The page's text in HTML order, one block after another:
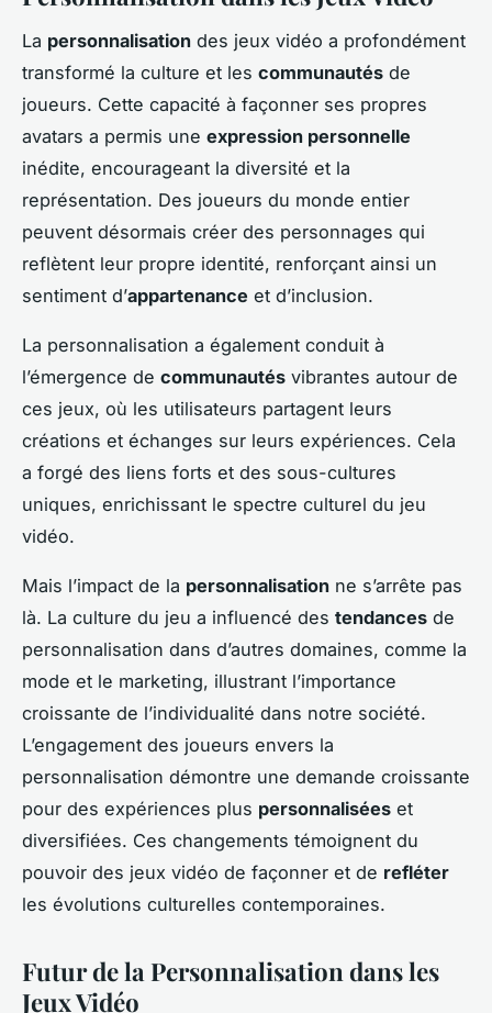
La personnalisation des jeux vidéo a profondément
transformé la culture et les communautés de
joueurs. Cette capacité à façonner ses propres
avatars a permis une expression personnelle
inédite, encourageant la diversité et la
représentation. Des joueurs du monde entier
peuvent désormais créer des personnages qui
reflètent leur propre identité, renforçant ainsi un
sentiment d’appartenance et d’inclusion.
La personnalisation a également conduit à
l’émergence de communautés vibrantes autour de
ces jeux, où les utilisateurs partagent leurs
créations et échanges sur leurs expériences. Cela
a forgé des liens forts et des sous-cultures
uniques, enrichissant le spectre culturel du jeu
vidéo.
Mais l’impact de la personnalisation ne s’arrête pas
là. La culture du jeu a influencé des tendances de
personnalisation dans d’autres domaines, comme la
mode et le marketing, illustrant l’importance
croissante de l’individualité dans notre société.
L’engagement des joueurs envers la
personnalisation démontre une demande croissante
pour des expériences plus personnalisées et
diversifiées. Ces changements témoignent du
pouvoir des jeux vidéo de façonner et de refléter
les évolutions culturelles contemporaines.
Futur de la Personnalisation dans les
Jeux Vidéo